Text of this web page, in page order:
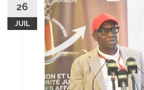
26
JUIL